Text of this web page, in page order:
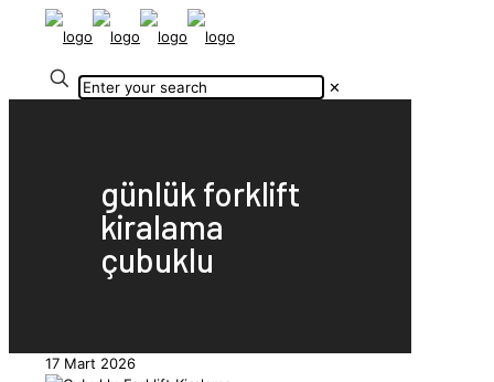
✕
günlük forklift
kiralama
çubuklu
17 Mart 2026